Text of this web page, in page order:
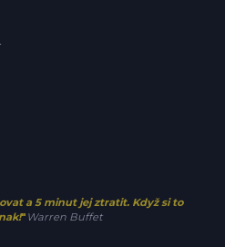
a 5 minut jej ztratit. Když si to
" Warren Buffet